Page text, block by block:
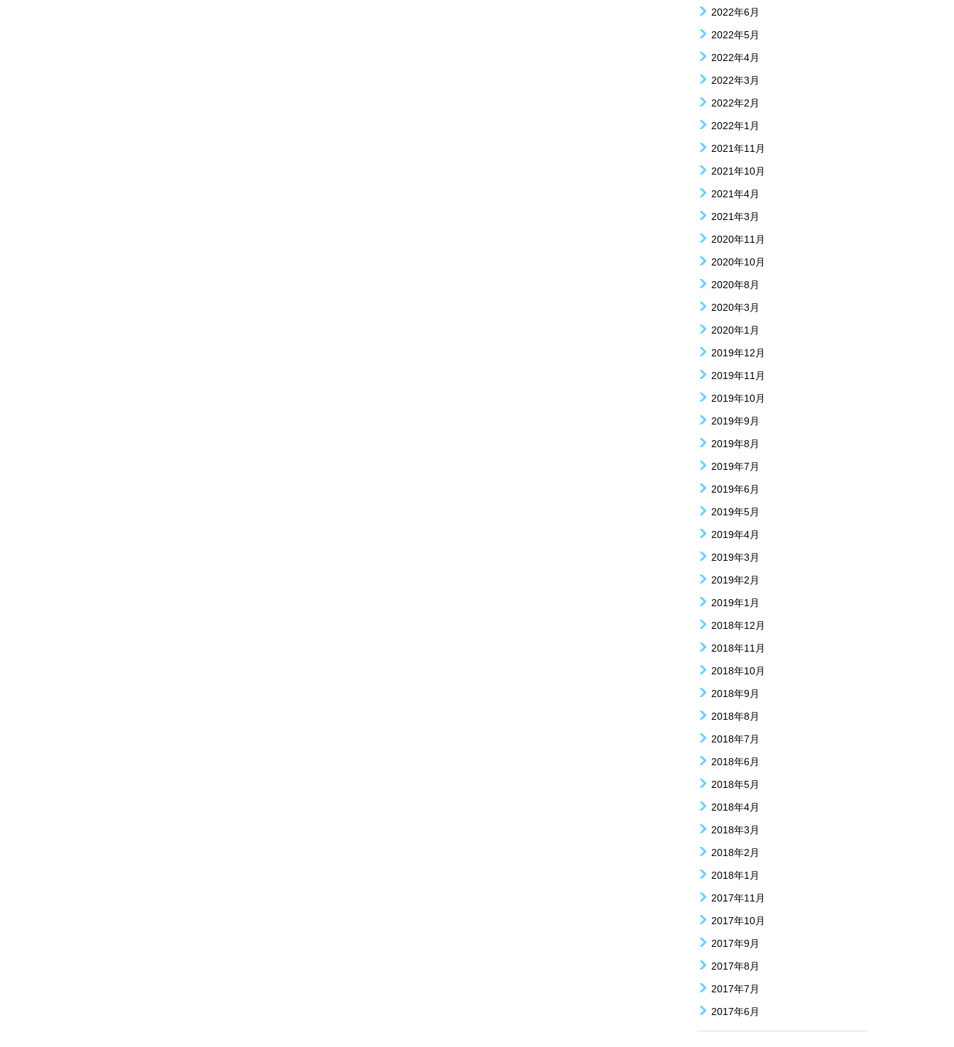
2022年6月
2022年5月
2022年4月
2022年3月
2022年2月
2022年1月
2021年11月
2021年10月
2021年4月
2021年3月
2020年11月
2020年10月
2020年8月
2020年3月
2020年1月
2019年12月
2019年11月
2019年10月
2019年9月
2019年8月
2019年7月
2019年6月
2019年5月
2019年4月
2019年3月
2019年2月
2019年1月
2018年12月
2018年11月
2018年10月
2018年9月
2018年8月
2018年7月
2018年6月
2018年5月
2018年4月
2018年3月
2018年2月
2018年1月
2017年11月
2017年10月
2017年9月
2017年8月
2017年7月
2017年6月